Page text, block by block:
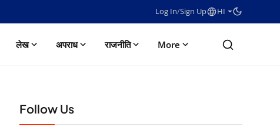
Log In/Sign Up HI
लेख अपराध राजनीति More
Follow Us